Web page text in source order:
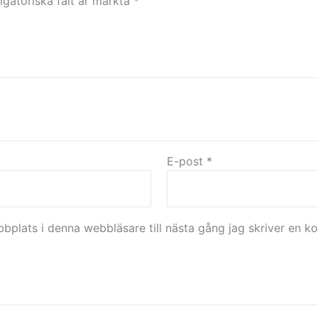
E-post *
i denna webbläsare till nästa gång jag skriver en